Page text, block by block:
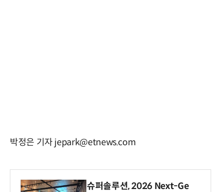
박정은 기자 jepark@etnews.com
슈퍼솔루션, 2026 Next-Ge